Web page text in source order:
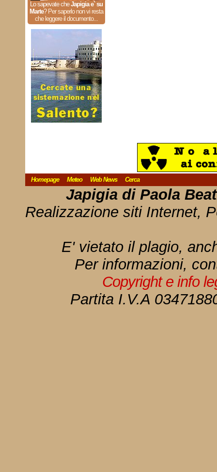
Lo sapevate cheJapigia e` su
Marte? Per saperlo non vi resta
che leggere il documento...
Homepage Meteo Web News Cerca
Japigia di Paola
Realizzazione siti Internet,
E' vietato il plagio,
Per informazioni,
Copyright e info
Partita I.V.A